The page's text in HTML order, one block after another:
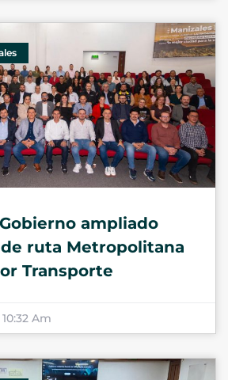
ampliado
ruta Metropolitana
Transporte
10:32 Am